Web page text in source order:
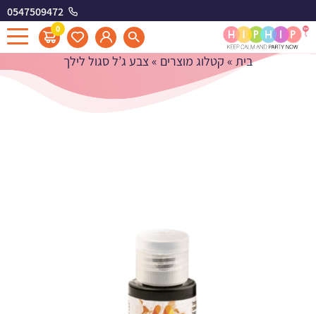
0547509472
0
צבע ג'ל סגול לילך
בית » קטלוג מוצרים »צבע ג’ל סגול לילך